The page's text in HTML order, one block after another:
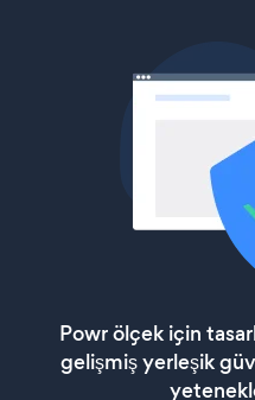
Powr ölçek için
gelişmiş yerleşik